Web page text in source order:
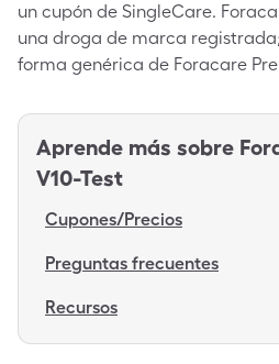
un cupón de SingleCare.
una droga de marca
forma genérica de Foracare
Aprende más sobre
V10-Test
Cupones/Precios
Preguntas frecuentes
Recursos